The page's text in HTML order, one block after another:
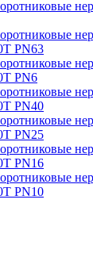
PN63
PN6
PN40
PN25
PN16
PN10